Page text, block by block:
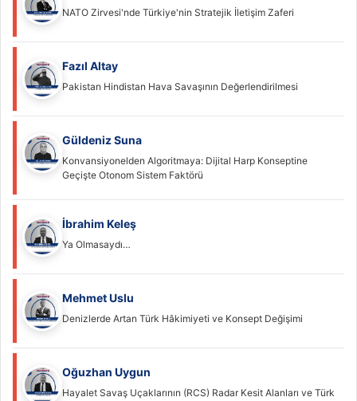
NATO Zirvesi'nde Türkiye'nin Stratejik İletişim Zaferi
Fazıl Altay
Pakistan Hindistan Hava Savaşının Değerlendirilmesi
Güldeniz Suna
Konvansiyonelden Algoritmaya: Dijital Harp Konseptine
Geçişte Otonom Sistem Faktörü
İbrahim Keleş
Ya Olmasaydı…
Mehmet Uslu
Denizlerde Artan Türk Hâkimiyeti ve Konsept Değişimi
Oğuzhan Uygun
Hayalet Savaş Uçaklarının (RCS) Radar Kesit Alanları ve Türk